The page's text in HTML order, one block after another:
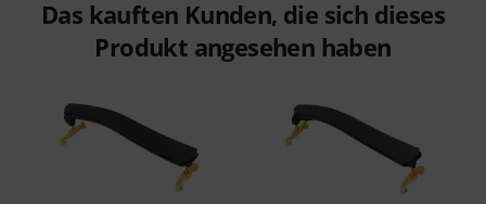
Das kauften Kunden, die sich dieses
Produkt angesehen haben